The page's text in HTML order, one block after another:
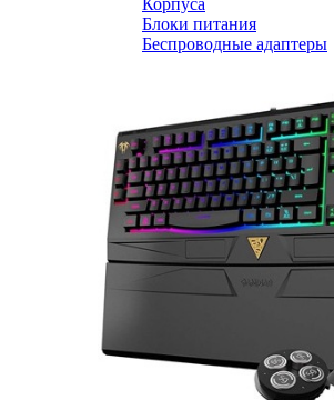
Корпуса
Блоки питания
Беспроводные адаптеры